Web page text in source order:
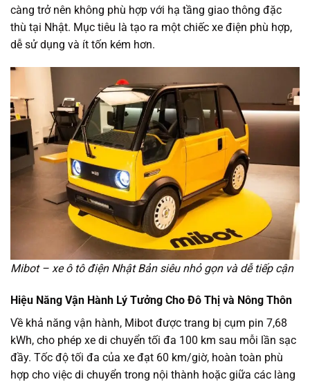
càng trở nên không phù hợp với hạ tầng giao thông đặc
thù tại Nhật. Mục tiêu là tạo ra một chiếc xe điện phù hợp,
dễ sử dụng và ít tốn kém hơn.
Mibot – xe ô tô điện Nhật Bản siêu nhỏ gọn và dễ tiếp cận
Hiệu Năng Vận Hành Lý Tưởng Cho Đô Thị và Nông Thôn
Về khả năng vận hành, Mibot được trang bị cụm pin 7,68
kWh, cho phép xe di chuyển tối đa 100 km sau mỗi lần sạc
đầy. Tốc độ tối đa của xe đạt 60 km/giờ, hoàn toàn phù
hợp cho việc di chuyển trong nội thành hoặc giữa các làng